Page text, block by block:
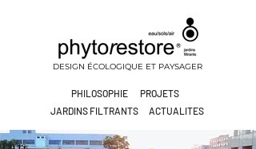
DESIGN ÉCOLOGIQUE ET PAYSAGER
PHILOSOPHIE
PROJETS
JARDINS FILTRANTS
ACTUALITES